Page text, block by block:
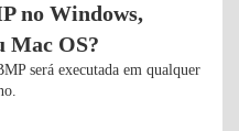
no Windows,
Mac OS?
será executada em qualquer